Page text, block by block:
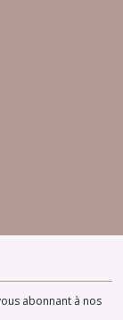
abonnant à nos